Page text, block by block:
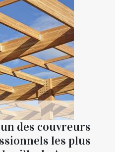
des couvreurs
les plus